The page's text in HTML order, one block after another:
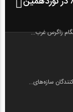
زاگرس غرب...
سازه‌های...